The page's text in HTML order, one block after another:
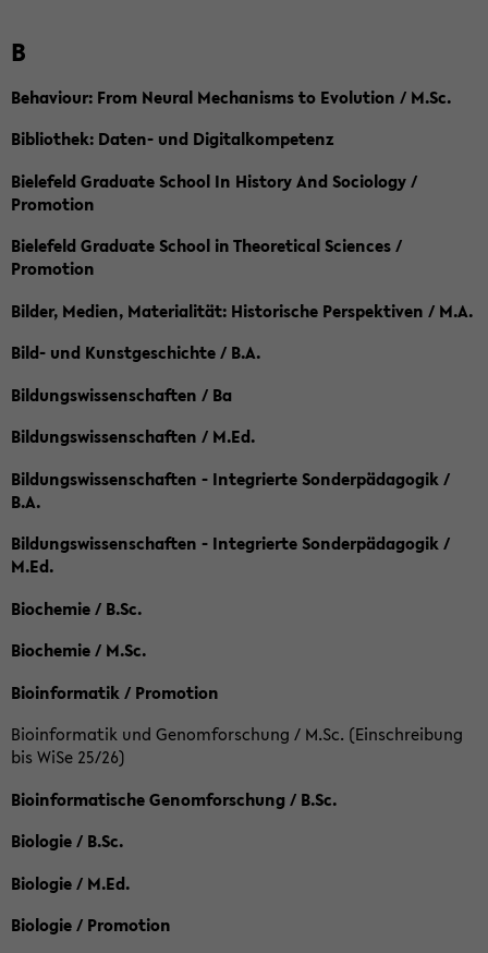
B
Behaviour: From Neural Mechanisms to Evolution / M.Sc.
Bibliothek: Daten- und Digitalkompetenz
Bielefeld Graduate School In History And Sociology /
Promotion
Bielefeld Graduate School in Theoretical Sciences /
Promotion
Bilder, Medien, Materialität: Historische Perspektiven / M.A.
Bild- und Kunstgeschichte / B.A.
Bildungswissenschaften / Ba
Bildungswissenschaften / M.Ed.
Bildungswissenschaften - Integrierte Sonderpädagogik /
B.A.
Bildungswissenschaften - Integrierte Sonderpädagogik /
M.Ed.
Biochemie / B.Sc.
Biochemie / M.Sc.
Bioinformatik / Promotion
Bioinformatik und Genomforschung / M.Sc. (Einschreibung
bis WiSe 25/26)
Bioinformatische Genomforschung / B.Sc.
Biologie / B.Sc.
Biologie / M.Ed.
Biologie / Promotion